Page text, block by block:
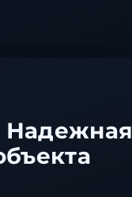
Надежная